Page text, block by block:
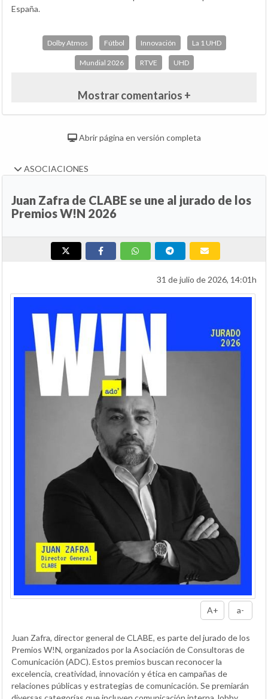
España.
Dolby Atmos Fútbol Innovación La 1 UHD
Mundial 2026 RTVE UHD
Mostrar comentarios +
Abrir página en versión completa
ASOCIACIONES
Juan Zafra de CLABE se une al jurado de los
Premios W!N 2026
31 de julio de 2026, 14:01h
A+ a-
Juan Zafra, director general de CLABE, es parte del jurado de los
Premios W!N, organizados por la Asociación de Consultoras de
Comunicación (ADC). Estos premios buscan reconocer la
excelencia, creatividad, innovación y ética en campañas de
relaciones públicas y estrategias de comunicación. Se premiarán